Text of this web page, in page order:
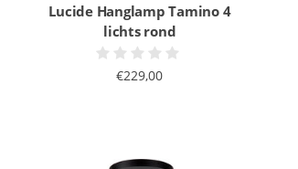
Lucide Hanglamp Tamino 4
lichts rond
€229,00